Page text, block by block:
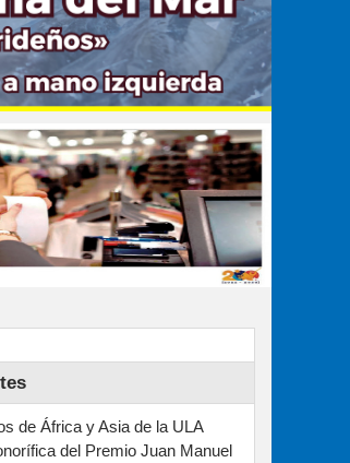
de África y Asia de la ULA
del Premio Juan Manuel